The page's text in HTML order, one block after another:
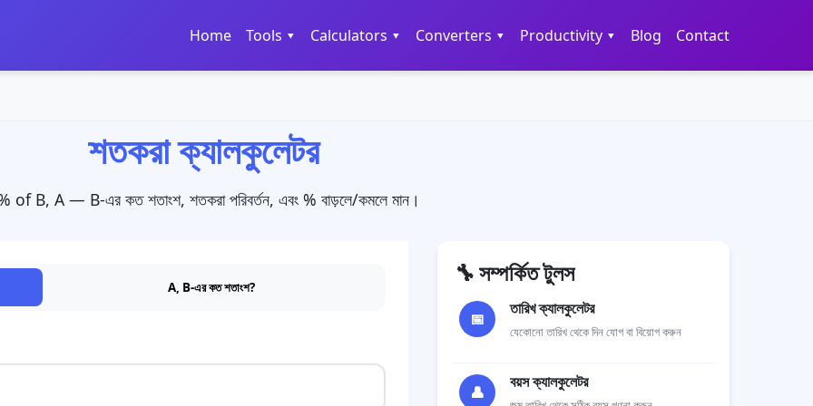
Home Tools ▾ Calculators ▾ Converters ▾ Productivity ▾ Blog Contact
শতকরা ক্যালকুলেটর
of B, A — B-এর কত শতাংশ, শতকরা পরিবর্তন, এবং % বাড়লে/কমলে মান।
A, B-এর কত শতাংশ? 🔧সম্পর্কিত টুলস
📅
তারিখ ক্যালকুলেটর
যেকোনো তারিখ থেকে দিন যোগ বা বিয়োগ করুন
👤
বয়স ক্যালকুলেটর